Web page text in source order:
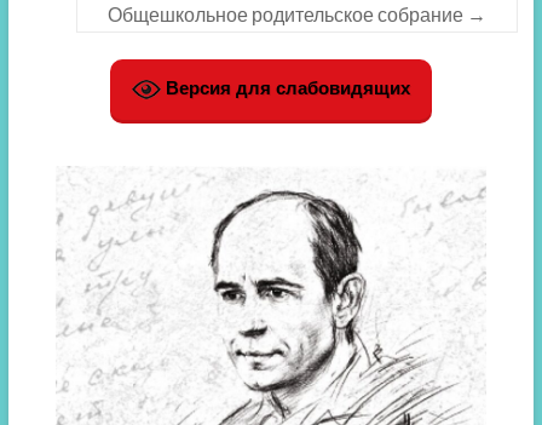
Общешкольное родительское собрание →
Версия для слабовидящих